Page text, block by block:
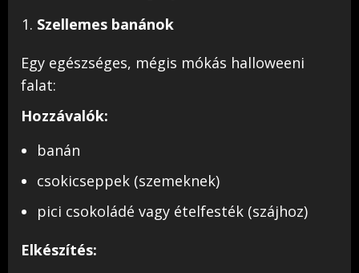
Szellemes banánok
Egy egészséges, mégis mókás halloweeni
falat:
Hozzávalók:
banán
csokicseppek (szemeknek)
pici csokoládé vagy ételfesték (szájhoz)
Elkészítés: